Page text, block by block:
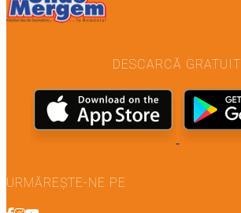
DESCARCĂ GRATUIT
URMĂREȘTE-NE PE